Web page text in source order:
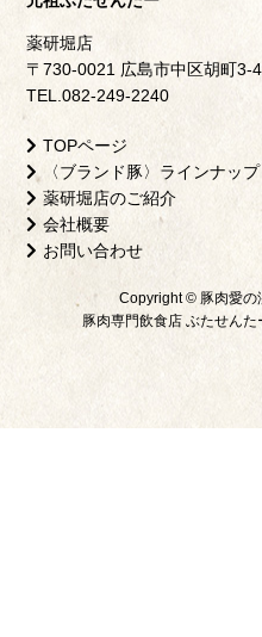
薬研堀店
〒730-0021 広島市中区胡町3-
TEL.082-249-2240
TOPページ
〈ブランド豚〉ラインナップ
薬研堀店のご紹介
会社概要
お問い合わせ
Copyright © 豚肉愛の
豚肉専門飲食店 ぶたせん